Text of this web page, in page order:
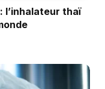
l’inhalateur thaï